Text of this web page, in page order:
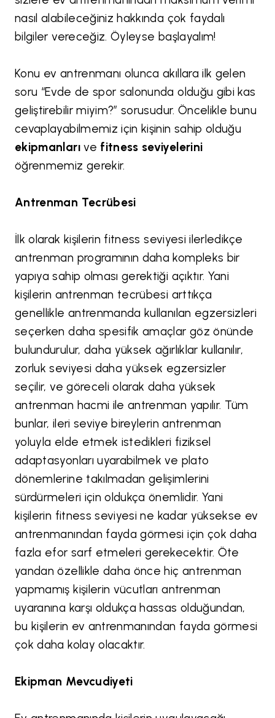
nasıl alabileceğiniz hakkında çok faydalı
bilgiler vereceğiz. Öyleyse başlayalım!
Konu ev antrenmanı olunca akıllara ilk gelen
soru “Evde de spor salonunda olduğu gibi kas
geliştirebilir miyim?” sorusudur. Öncelikle bunu
cevaplayabilmemiz için kişinin sahip olduğu
ekipmanlarıve fitness seviyelerini
öğrenmemiz gerekir.
Antrenman Tecrübesi
İlk olarak kişilerin fitness seviyesi ilerledikçe
antrenman programının daha kompleks bir
yapıya sahip olması gerektiği açıktır. Yani
kişilerin antrenman tecrübesi arttıkça
genellikle antrenmanda kullanılan egzersizleri
seçerken daha spesifik amaçlar göz önünde
bulundurulur, daha yüksek ağırlıklar kullanılır,
zorluk seviyesi daha yüksek egzersizler
seçilir, ve göreceli olarak daha yüksek
antrenman hacmi ile antrenman yapılır. Tüm
bunlar, ileri seviye bireylerin antrenman
yoluyla elde etmek istedikleri fiziksel
adaptasyonları uyarabilmek ve plato
dönemlerine takılmadan gelişimlerini
sürdürmeleri için oldukça önemlidir. Yani
kişilerin fitness seviyesi ne kadar yüksekse ev
antrenmanından fayda görmesi için çok daha
fazla efor sarf etmeleri gerekecektir. Öte
yandan özellikle daha önce hiç antrenman
yapmamış kişilerin vücutları antrenman
uyaranına karşı oldukça hassas olduğundan,
bu kişilerin ev antrenmanından fayda görmesi
çok daha kolay olacaktır.
Ekipman Mevcudiyeti